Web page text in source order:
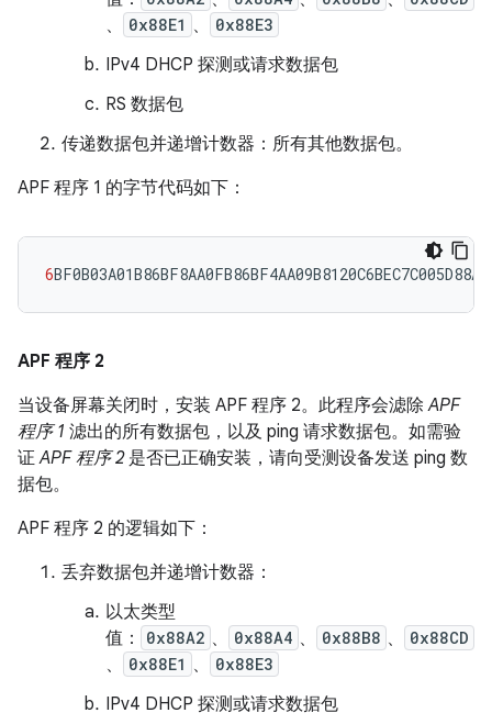
、 0x88E1 、 0x88E3
IPv4 DHCP 探测或请求数据包
RS 数据包
传递数据包并递增计数器：所有其他数据包。
APF 程序 1 的字节代码如下：
6
APF 程序 2
当设备屏幕关闭时，安装 APF 程序 2。此程序会滤除APF
程序 1 滤出的所有数据包，以及 ping 请求数据包。如需验
证APF 程序 2是否已正确安装，请向受测设备发送 ping 数
据包。
APF 程序 2 的逻辑如下：
丢弃数据包并递增计数器：
以太类型
值：
0x88A2 、 0x88A4 、 0x88B8 、 0x88CD
、 0x88E1 、 0x88E3
IPv4 DHCP 探测或请求数据包